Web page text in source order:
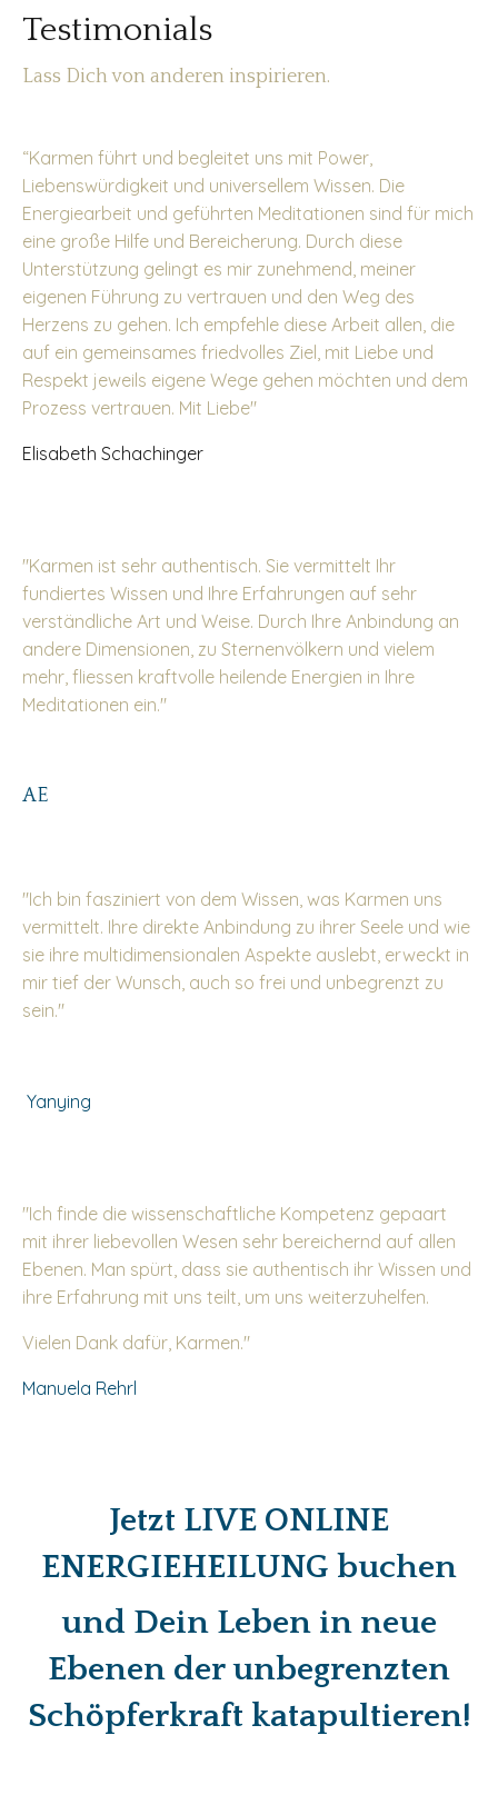
Testimonials
Lass Dich von anderen inspirieren.
“Karmen führt und begleitet uns mit Power,
Liebenswürdigkeit und universellem Wissen. Die
Energiearbeit und geführten Meditationen sind für mich
eine große Hilfe und Bereicherung. Durch diese
Unterstützung gelingt es mir zunehmend, meiner
eigenen Führung zu vertrauen und den Weg des
Herzens zu gehen. Ich empfehle diese Arbeit allen, die
auf ein gemeinsames friedvolles Ziel, mit Liebe und
Respekt jeweils eigene Wege gehen möchten und dem
Prozess vertrauen. Mit Liebe"
Elisabeth Schachinger
"Karmen ist sehr authentisch. Sie vermittelt Ihr
fundiertes Wissen und Ihre Erfahrungen auf sehr
verständliche Art und Weise. Durch Ihre Anbindung an
andere Dimensionen, zu Sternenvölkern und vielem
mehr, fliessen kraftvolle heilende Energien in Ihre
Meditationen ein."
AE
"Ich bin fasziniert von dem Wissen, was Karmen uns
vermittelt. Ihre direkte Anbindung zu ihrer Seele und wie
sie ihre multidimensionalen Aspekte auslebt, erweckt in
mir tief der Wunsch, auch so frei und unbegrenzt zu
sein."
Yanying
"Ich finde die wissenschaftliche Kompetenz gepaart
mit ihrer liebevollen Wesen sehr bereichernd auf allen
Ebenen. Man spürt, dass sie authentisch ihr Wissen und
ihre Erfahrung mit uns teilt, um uns weiterzuhelfen.
Vielen Dank dafür, Karmen."
Manuela Rehrl
Jetzt LIVE ONLINE
ENERGIEHEILUNG buchen
und Dein Leben in neue
Ebenen derunbegrenzten
Schöpferkraft katapultieren!